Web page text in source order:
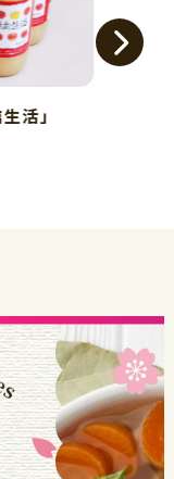
活」